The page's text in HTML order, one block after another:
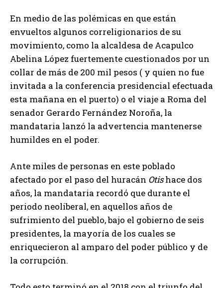
En medio de las polémicas en que están
envueltos algunos correligionarios de su
movimiento, como la alcaldesa de Acapulco
Abelina López fuertemente cuestionados por un
collar de más de 200 mil pesos ( y quien no fue
invitada a la conferencia presidencial efectuada
esta mañana en el puerto) o el viaje a Roma del
senador Gerardo Fernández Noroña, la
mandataria lanzó la advertencia mantenerse
humildes en el poder.
Ante miles de personas en este poblado
afectado por el paso del huracán Otishace dos
años, la mandataria recordó que durante el
periodo neoliberal, en aquellos años de
sufrimiento del pueblo, bajo el gobierno de seis
presidentes, la mayoría de los cuales se
enriquecieron al amparo del poder público y de
la corrupción.